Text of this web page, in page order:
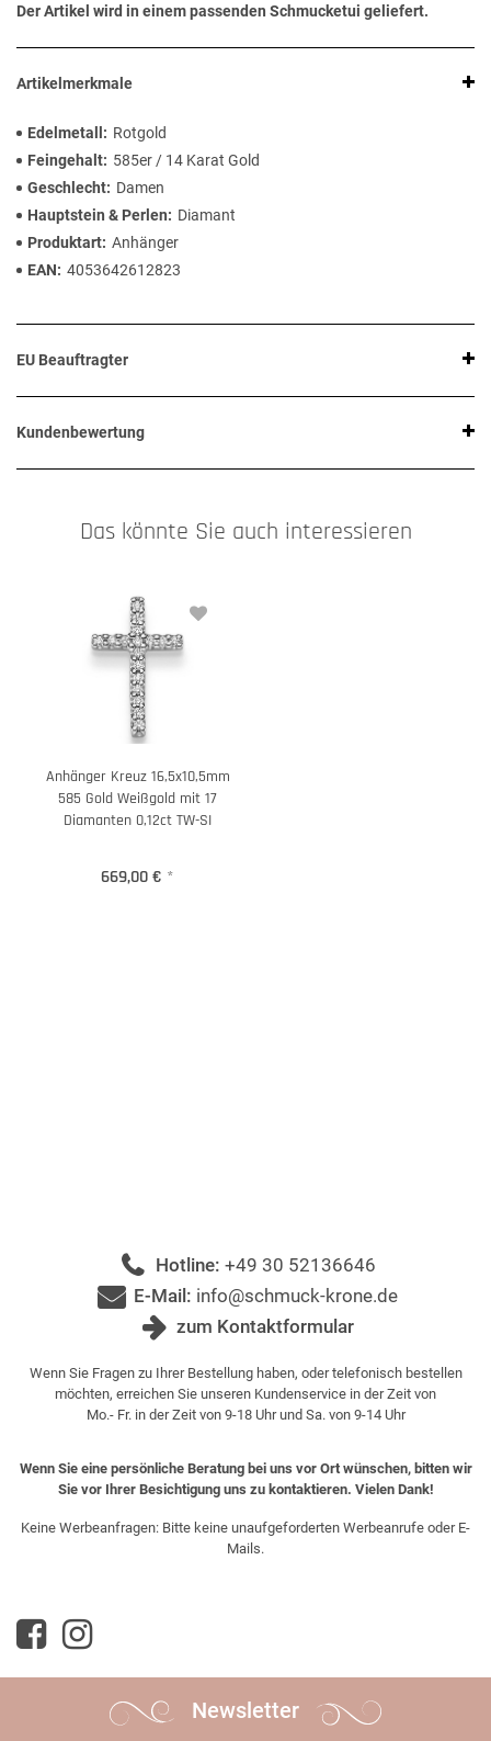
Der Artikel wird in einem passenden Schmucketui geliefert.
Artikelmerkmale
Edelmetall
Rotgold
Feingehalt
585er / 14 Karat Gold
Geschlecht
Damen
Hauptstein & Perlen
Diamant
Produktart Anhänger
EAN
4053642612823
EU Beauftragter
Kundenbewertung
Das könnte Sie auch interessieren
Anhänger Kreuz 16,5x10,5mm
585 Gold Weißgold mit 17
Diamanten 0,12ct TW-SI
669,00 € *
Hotline: +49 30 52136646
E-Mail: info@schmuck-krone.de
zum Kontaktformular
Wenn Sie Fragen zu Ihrer Bestellung haben, oder telefonisch bestellen
möchten, erreichen Sie unseren Kundenservice in der Zeit von
Mo.- Fr. in der Zeit von 9-18 Uhr und Sa. von 9-14 Uhr
Wenn Sie eine persönliche Beratung bei uns vor Ort wünschen, bitten wir
Sie vor Ihrer Besichtigung uns zu kontaktieren. Vielen Dank!
Keine Werbeanfragen: Bitte keine unaufgeforderten Werbeanrufe oder E-
Mails.
Newsletter